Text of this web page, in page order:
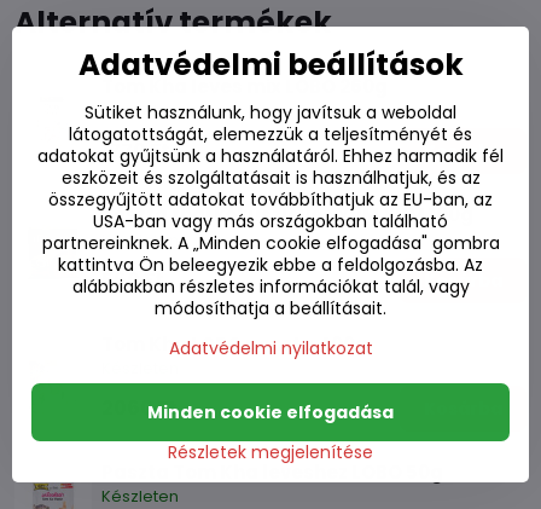
Alternatív termékek
Készleten
1770 Ft Kosárba
Tészta thai kókuszleves YUM YUM 100g
Készleten
560 Ft Kosárba
Tom Kha LOBO paszta 400g
2060 Ft
Paszta Tom Kha leveshez LOBO 50g
Készleten
Adatvédelmi beállítások
Sütiket használunk, hogy javítsuk a weboldal
látogatottságát, elemezzük a teljesítményét és
adatokat gyűjtsünk a használatáról. Ehhez harmadik fél
eszközeit és szolgáltatásait is használhatjuk, és az
összegyűjtött adatokat továbbíthatjuk az EU-ban, az
USA-ban vagy más országokban található
partnereinknek. A „Minden cookie elfogadása" gombra
kattintva Ön beleegyezik ebbe a feldolgozásba. Az
alábbiakban részletes információkat talál, vagy
módosíthatja a beállításait.
Adatvédelmi nyilatkozat
Részletek megjelenítése
Minden cookie elfogadása